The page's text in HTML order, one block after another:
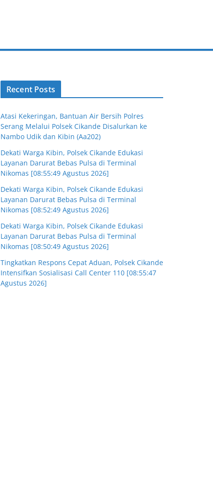
Recent Posts
Atasi Kekeringan, Bantuan Air Bersih Polres
Serang Melalui Polsek Cikande Disalurkan ke
Nambo Udik dan Kibin (Aa202)
Dekati Warga Kibin, Polsek Cikande Edukasi
Layanan Darurat Bebas Pulsa di Terminal
Nikomas [08:55:49 Agustus 2026]
Dekati Warga Kibin, Polsek Cikande Edukasi
Layanan Darurat Bebas Pulsa di Terminal
Nikomas [08:52:49 Agustus 2026]
Dekati Warga Kibin, Polsek Cikande Edukasi
Layanan Darurat Bebas Pulsa di Terminal
Nikomas [08:50:49 Agustus 2026]
Tingkatkan Respons Cepat Aduan, Polsek Cikande
Intensifkan Sosialisasi Call Center 110 [08:55:47
Agustus 2026]